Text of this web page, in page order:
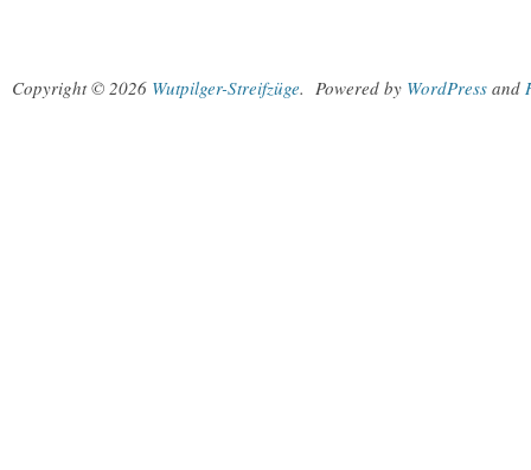
Copyright © 2026 Wutpilger-Streifzüge. Powered by WordPress and